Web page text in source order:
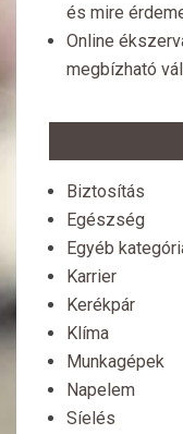
és mire
Online
megbízható
Biztosítás
Egészség
Egyéb
Karrier
Kerékpár
Klíma
Munkagépek
Napelem
Síelés